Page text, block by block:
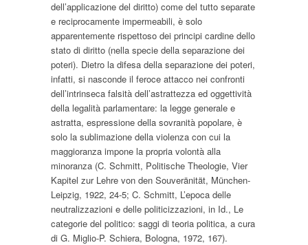
dell’applicazione del diritto) come del tutto separate
e reciprocamente impermeabili, è solo
apparentemente rispettoso dei principi cardine dello
stato di diritto (nella specie della separazione dei
poteri). Dietro la difesa della separazione dei poteri,
infatti, si nasconde il feroce attacco nei confronti
dell’intrinseca falsità dell’astrattezza ed oggettività
della legalità parlamentare: la legge generale e
astratta, espressione della sovranità popolare, è
solo la sublimazione della violenza con cui la
maggioranza impone la propria volontà alla
minoranza (C. Schmitt, Politische Theologie, Vier
Kapitel zur Lehre von den Souveränität, München-
Leipzig, 1922, 24-5; C. Schmitt, L’epoca delle
neutralizzazioni e delle politicizzazioni, in Id., Le
categorie del politico: saggi di teoria politica, a cura
di G. Miglio-P. Schiera, Bologna, 1972, 167).